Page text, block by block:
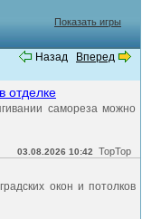
Показать игры
Назад Вперед
отделке
самореза можно
03.08.2026 10:42 TopTop
окон и потолков